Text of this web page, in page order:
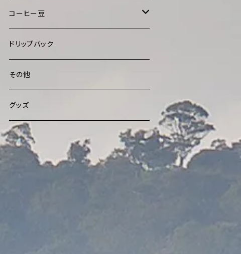
コーヒー豆
ブレンド
シングルオリジン
ドリップバック
その他
グッズ